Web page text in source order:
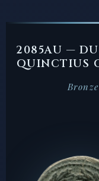
2085AU —
QUINCTIUS